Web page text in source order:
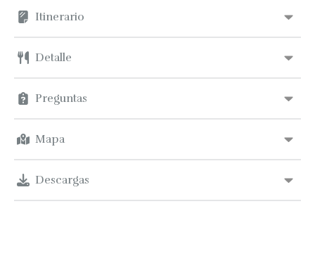
Itinerario
Detalle
Preguntas
Mapa
Descargas